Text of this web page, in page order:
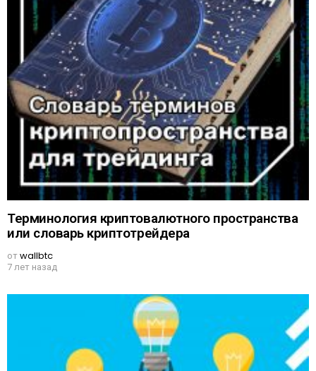
Терминология криптовалютного пространства
или словарь криптотрейдера
отwallbtc
7 лет назад